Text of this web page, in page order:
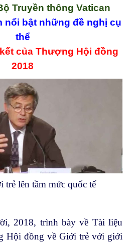
Truyền thông Vatican
nổi bật những đề nghị cụ
thể
của Thượng Hội đồng
2018
trẻ lên tầm mức quốc tế
2018, trình bày về Tài liệu
Hội đồng về Giới trẻ với giới